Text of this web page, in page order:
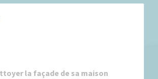
la façade de sa maison